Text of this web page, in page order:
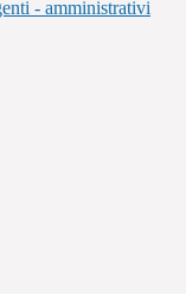
- amministrativi